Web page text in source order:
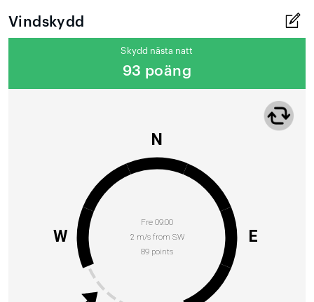
Vindskydd
Skydd nästa natt
93 poäng
Fre 09:00
2 m/s from SW
89 points
N
E
W